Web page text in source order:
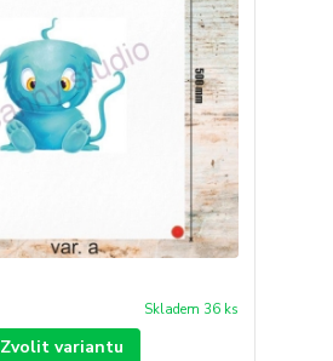
Skladem 36 ks
Zvolit variantu